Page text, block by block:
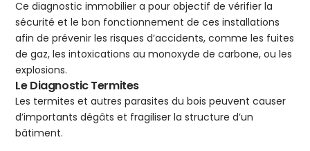
Ce diagnostic immobilier a pour objectif de vérifier la
sécurité et le bon fonctionnement de ces installations
afin de prévenir les risques d’accidents, comme les fuites
de gaz, les intoxications au monoxyde de carbone, ou les
explosions.
Le Diagnostic Termites
Les termites et autres parasites du bois peuvent causer
d’importants dégâts et fragiliser la structure d’un
bâtiment.